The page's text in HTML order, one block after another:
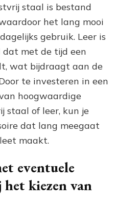
staal is bestand
het lang mooi
gebruik. Leer is
met de tijd een
wat bijdraagt aan de
te investeren in een
hoogwaardige
staal of leer, kun je
dat lang meegaat
maakt.
eventuele
kiezen van